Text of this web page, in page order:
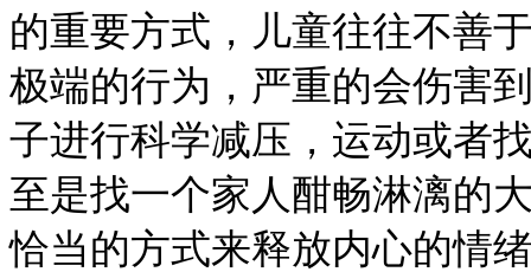
的重要方式，儿童往往不善
极端的行为，严重的会伤害
子进行科学减压，运动或者
至是找一个家人酣畅淋漓的
恰当的方式来释放内心的情